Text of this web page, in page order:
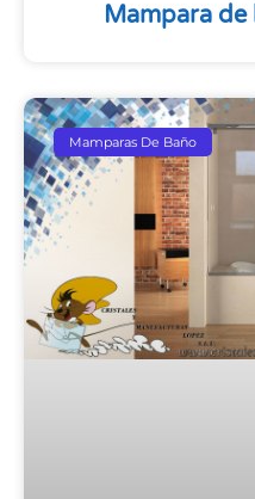
Mampara de
Mamparas De Baño